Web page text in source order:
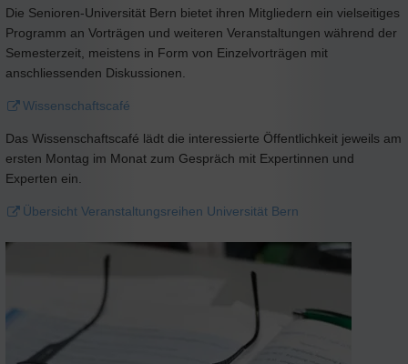
Die Senioren-Universität Bern bietet ihren Mitgliedern ein vielseitiges
Programm an Vorträgen und weiteren Veranstaltungen während der
Semesterzeit, meistens in Form von Einzelvorträgen mit
anschliessenden Diskussionen.
Wissenschaftscafé
Das Wissenschaftscafé lädt die interessierte Öffentlichkeit jeweils am
ersten Montag im Monat zum Gespräch mit Expertinnen und
Experten ein.
Übersicht Veranstaltungsreihen Universität Bern